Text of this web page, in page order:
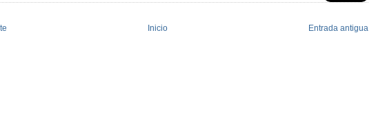
Entrada antigua
Inicio